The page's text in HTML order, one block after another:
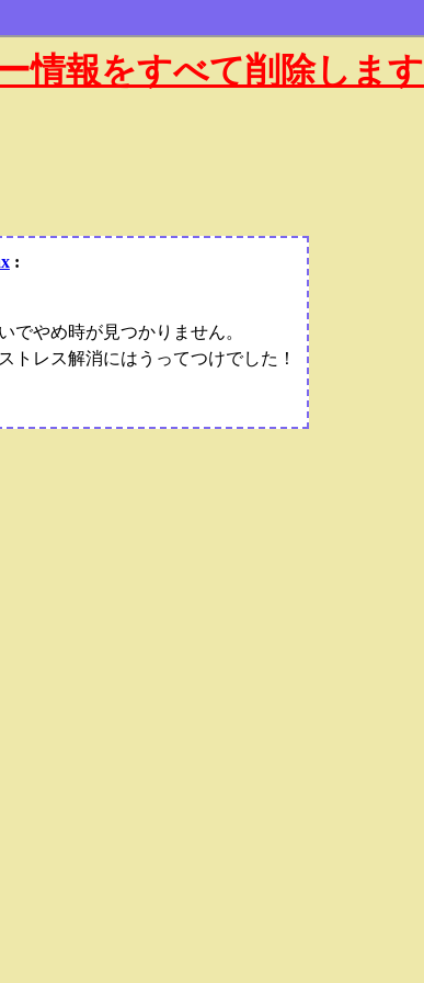
情報をすべて削除します
:
でやめ時が見つかりません。
トレス解消にはうってつけでした！